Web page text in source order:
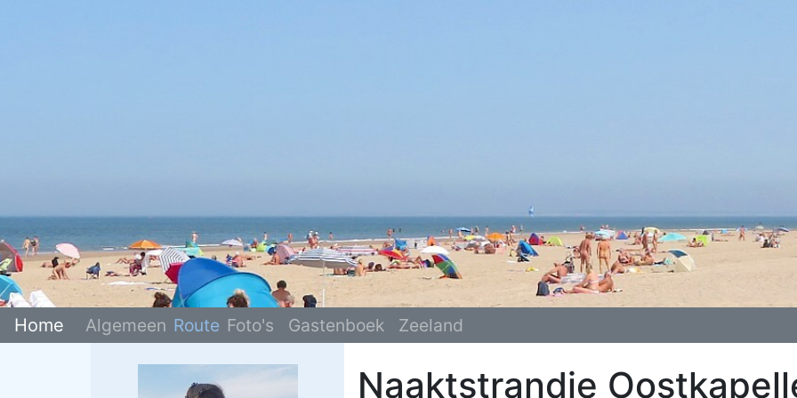
Home Algemeen Route Foto's Gastenboek Zeeland
Naaktstrandje